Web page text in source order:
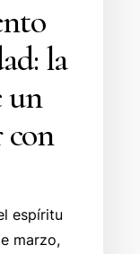
la
un
espíritu
marzo,